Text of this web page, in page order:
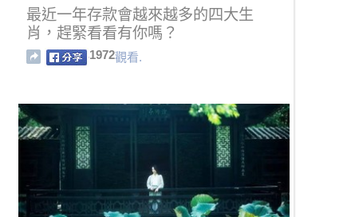
最近一年存款會越來越多的四大生
肖，趕緊看看有你嗎？
1972觀看.